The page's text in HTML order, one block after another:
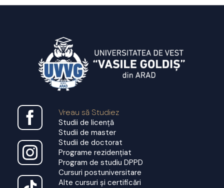
Vreau să Studiez
Studii de licență
Studii de master
Studii de doctorat
Programe rezidențiat
Program de studiu DPPD
Cursuri postuniversitare
Alte cursuri și certificări